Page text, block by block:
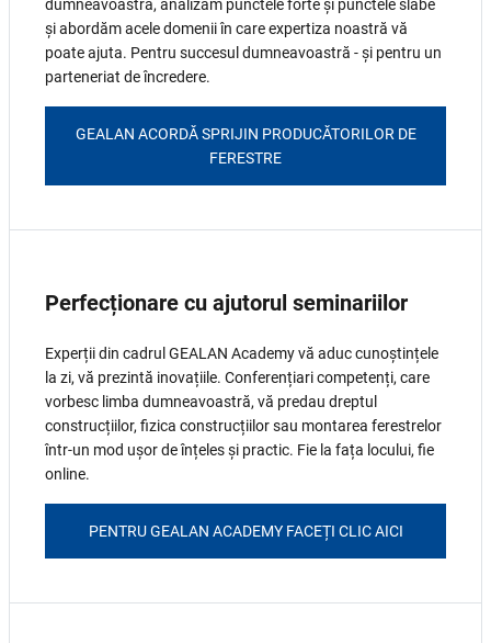
dumneavoastră, analizăm punctele forte și punctele slabe
și abordăm acele domenii în care expertiza noastră vă
poate ajuta. Pentru succesul dumneavoastră - și pentru un
parteneriat de încredere.
GEALAN ACORDĂ SPRIJIN PRODUCĂTORILOR DE
FERESTRE
Perfecționare cu ajutorul seminariilor
Experții din cadrul GEALAN Academy vă aduc cunoștințele
la zi, vă prezintă inovațiile. Conferențiari competenți, care
vorbesc limba dumneavoastră, vă predau dreptul
construcțiilor, fizica construcțiilor sau montarea ferestrelor
într-un mod ușor de înțeles și practic. Fie la fața locului, fie
online.
PENTRU GEALAN ACADEMY FACEȚI CLIC AICI